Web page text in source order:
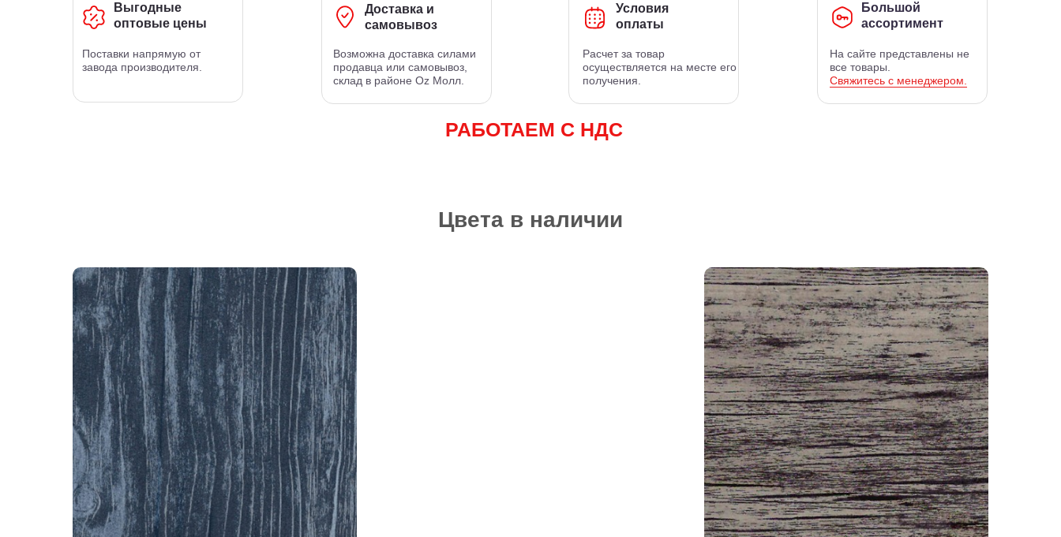
Доставка и
самовывоз
Возможна доставка силами
продавца или самовывоз,
склад в районе Oz Молл.
Выгодные
оптовые цены
Поставки напрямую от
завода производителя.
Условия
оплаты
Расчет за товар
осуществляется на месте его
получения.
Большой
ассортимент
На сайте представлены не
все товары.
Свяжитесь с менеджером.
РАБОТАЕМ С НДС
Цвета в наличии